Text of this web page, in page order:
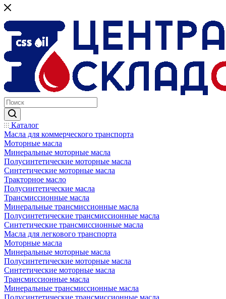
Каталог
Масла для коммерческого транспорта
Моторные масла
Минеральные моторные масла
Полусинтетические моторные масла
Синтетические моторные масла
Тракторное масло
Полусинтетические масла
Трансмиссионные масла
Минеральные трансмиссионные масла
Полусинтетические трансмиссионные масла
Синтетические трансмиссионные масла
Масла для легкового транспорта
Моторные масла
Минеральные моторные масла
Полусинтетические моторные масла
Синтетические моторные масла
Трансмиссионные масла
Минеральные трансмиссионные масла
Полусинтетические трансмиссионные масла